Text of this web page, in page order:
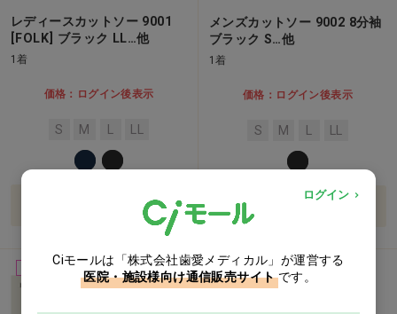
レディースカットソー 9001
[FOLK] ブラック LL…他
1着
価格：ログイン後表示
S M
バリエーションを見る
メンズカットソー 9002 8分袖
ブラック S…他
1着
価格：ログイン後表示
S M
バリエーションを見る
女性用
ログイン
Ciモールは「株式会社歯愛メディカル」が運営する
医院・施設様向け通信販売サイト です。